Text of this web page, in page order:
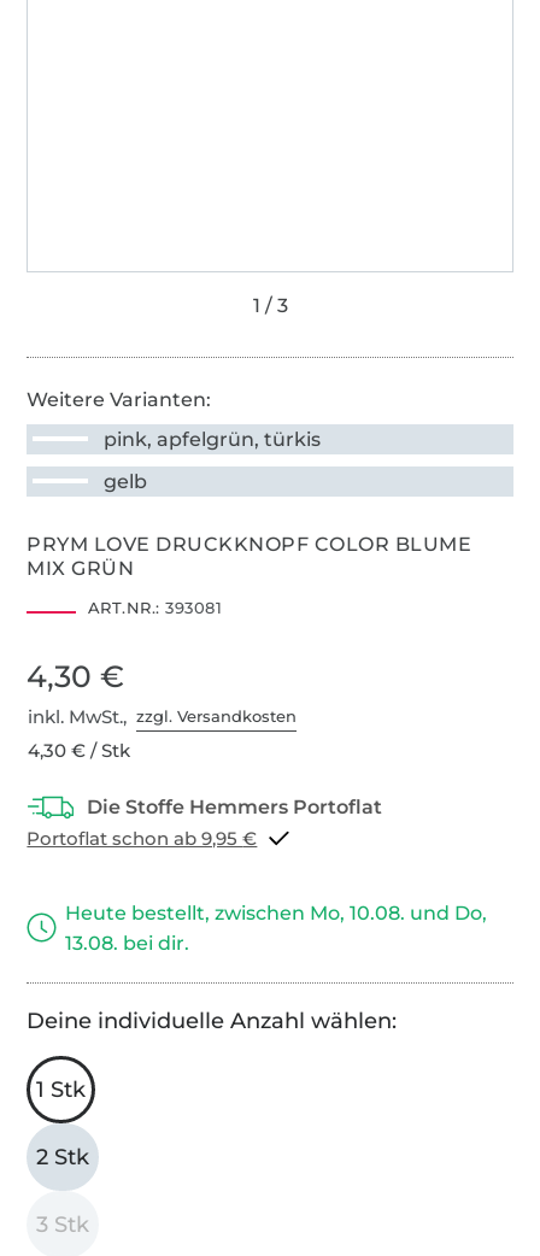
Weitere Varianten:
pink, apfelgrün, türkis
gelb
PRYM LOVE DRUCKKNOPF COLOR BLUME
MIX GRÜN
ART.NR.: 393081
4,30 €
inkl. MwSt.,zzgl. Versandkosten
4,30 € / Stk
Portoflat schon ab 9,95 €
Heute bestellt, zwischen Mo, 10.08. und Do,
13.08. bei dir.
Deine individuelle Anzahl wählen:
1 Stk
2 Stk
3 Stk